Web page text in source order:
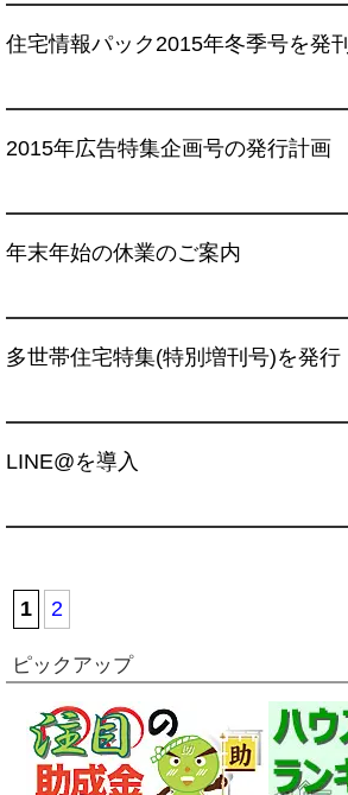
住宅情報パック2015年冬季号を発刊
2015年広告特集企画号の発行計画
年末年始の休業のご案内
多世帯住宅特集(特別増刊号)を発行
LINE@を導入
1 2
ピックアップ